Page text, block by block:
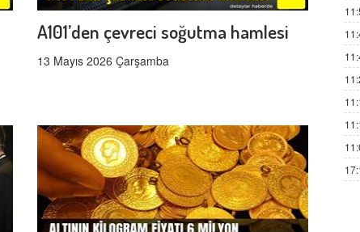
A101’den çevreci soğutma hamlesi
13 Mayıs 2026 Çarşamba